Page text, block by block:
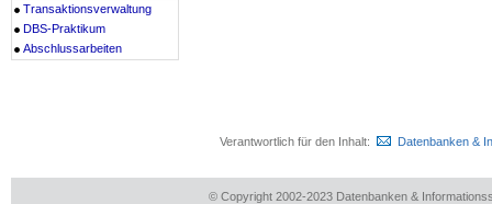
Transaktionsverwaltung
DBS-Praktikum
Abschlussarbeiten
Verantwortlich für den Inhalt: Datenbanken &
© Copyright 2002-2023 Datenbanken &